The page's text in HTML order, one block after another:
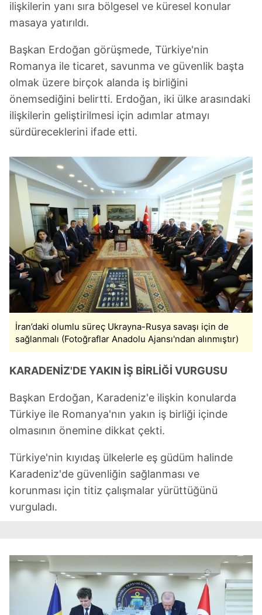
ilişkilerin yanı sıra bölgesel ve küresel konular
masaya yatırıldı.
Başkan Erdoğan görüşmede, Türkiye'nin
Romanya ile ticaret, savunma ve güvenlik başta
olmak üzere birçok alanda iş birliğini
önemsediğini belirtti. Erdoğan, iki ülke arasındaki
ilişkilerin geliştirilmesi için adımlar atmayı
sürdüreceklerini ifade etti.
İran’daki olumlu süreç Ukrayna-Rusya savaşı için de
sağlanmalı (Fotoğraflar Anadolu Ajansı'ndan alınmıştır)
KARADENİZ'DE YAKIN İŞ BİRLİĞİ VURGUSU
Başkan Erdoğan, Karadeniz'e ilişkin konularda
Türkiye ile Romanya'nın yakın iş birliği içinde
olmasının önemine dikkat çekti.
Türkiye'nin kıyıdaş ülkelerle eş güdüm halinde
Karadeniz'de güvenliğin sağlanması ve
korunması için titiz çalışmalar yürüttüğünü
vurguladı.